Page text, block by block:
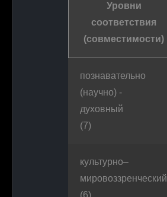
Уровни
соответствия
(совместимости)
познавательно
(научно) -
духовный
(7)
культурно–
мировоззренческий